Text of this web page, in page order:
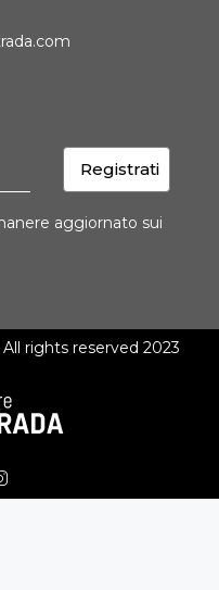
Registrati
aggiornato sui
rights reserved 2023